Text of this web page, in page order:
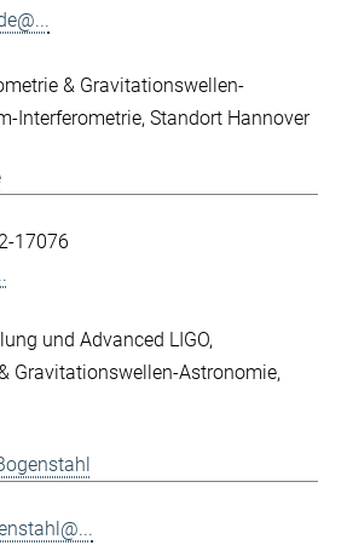
& Gravitationswellen-
Interferometrie Standort Hannover
17076
und Advanced LIGO
Gravitationswellen-Astronomie